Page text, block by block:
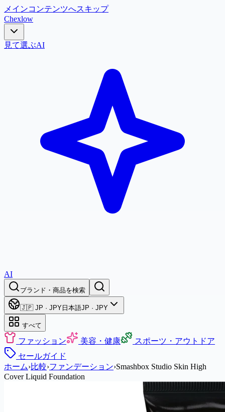
メインコンテンツへスキップ
Chexlow
見て選ぶAI
AI
ブランド・商品を検索
🇯🇵 JP · JPY 日本語JP · JPY
すべて
ファッション 美容・健康
スポーツ・アウトドア
セールガイド
ホーム›比較›ファンデーション›Smashbox Studio Skin High
Cover Liquid Foundation